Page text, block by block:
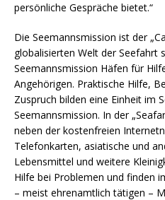
persönliche Gespräche bietet.“
Die Seemannsmission ist der
globalisierten Welt der Seefahrt
Seemannsmission Häfen für
Angehörigen. Praktische Hilfe,
Zuspruch bilden eine Einheit im
Seemannsmission. In der
neben der kostenfreien
Telefonkarten, asiatische und
Lebensmittel und weitere
Hilfe bei Problemen und finden
– meist ehrenamtlich tätigen –